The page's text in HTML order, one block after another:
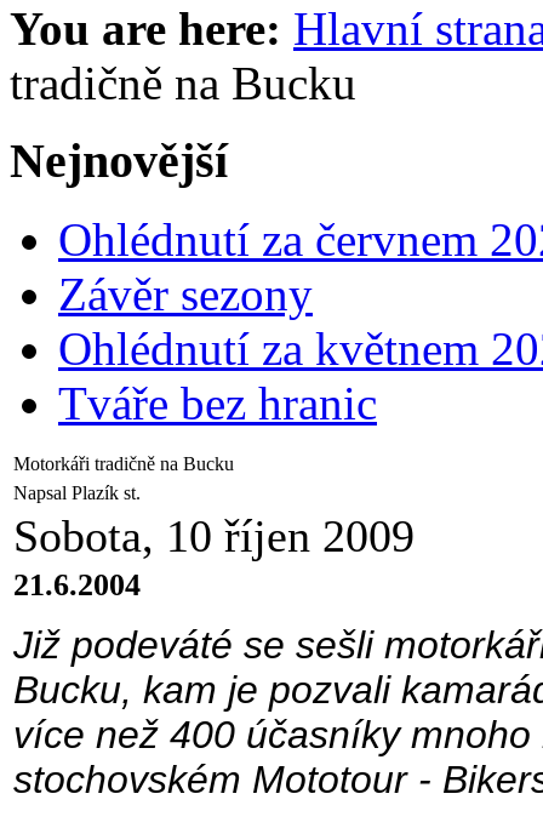
You are here: Hlavní
tradičně na Bucku
Nejnovější
Ohlédnutí za červnem
Závěr sezony
Ohlédnutí za květnem
Tváře bez hranic
Motorkáři tradičně na Bucku
Napsal Plazík st.
Sobota, 10 říjen 2009
21.6.2004
Již podeváté se sešli
Bucku, kam je pozvali
více než 400 účasníky
stochovském Mototour -